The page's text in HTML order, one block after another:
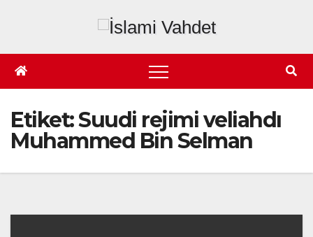
content
Etiket:Suudi rejimi veliahdı
Muhammed Bin Selman